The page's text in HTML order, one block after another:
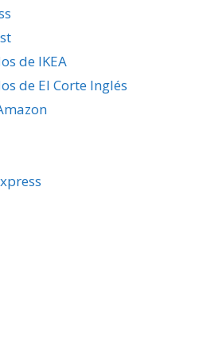
de IKEA
de El Corte Inglés